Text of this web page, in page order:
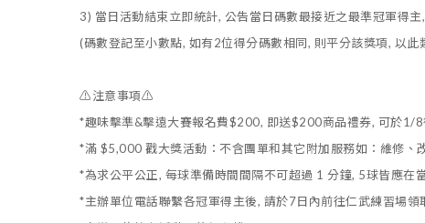
3) 當日活動結束立即統計, 公告當日碼數最接近之最準冠軍得
(碼數登記至小數點, 如有2位得分碼數相同, 則平分該獎項, 以此
⚠️注意事項⚠️
*趣味擊準&擊遠大賽報名費$200, 即送$200商品禮券, 可於1/8
*滿 $5,000 戳大獎活動：不含團單和其它附加服務如：維修、
*為求公平公正, 每球準備時間間隔不可超過 1 分鐘, 5球皆應在
*主辦單位電話聯繫各冠軍得主後, 請於7日內前往仁武練習場